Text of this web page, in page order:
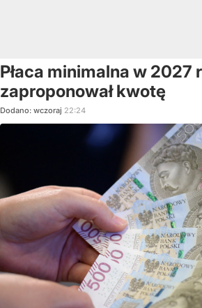
Płaca minimalna w 2027
zaproponował kwotę
Dodano: wczoraj 22:24